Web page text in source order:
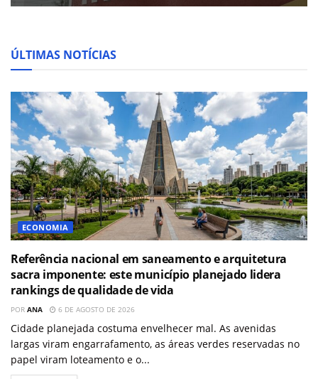
ÚLTIMAS NOTÍCIAS
ECONOMIA
Referência nacional em saneamento e arquitetura
sacra imponente: este município planejado lidera
rankings de qualidade de vida
POR ANA 6 DE AGOSTO DE 2026
Cidade planejada costuma envelhecer mal. As avenidas
largas viram engarrafamento, as áreas verdes reservadas no
papel viram loteamento e o...